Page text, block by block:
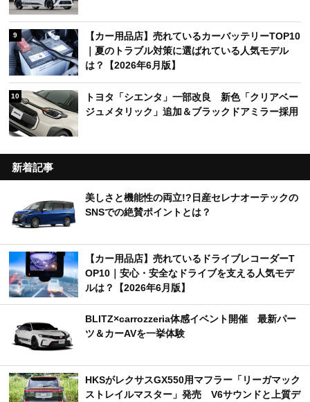
9
【カー用品店】売れているカーバッテリーTOP10
｜夏のトラブル対策に選ばれている人気モデル
は？【2026年6月版】
10
トヨタ「シエンタ」一部改良 新色「クリアベー
ジュメタリック」追加＆ブラックドアミラー採用
新着記事
美しさと機能性の両立!?日産セレナオーテックの
SNSでの絶賛ポイントとは？
【カー用品店】売れているドライブレコーダーT
OP10｜安心・安全なドライブを支える人気モデ
ルは？【2026年6月版】
BLITZ×carrozzeria体感イベント開催 最新パー
ツ＆カーAVを一挙体験
HKSがレクサスGX550用マフラー「リーガマック
ストレイルマスター」発売 V6サウンドと上質デ